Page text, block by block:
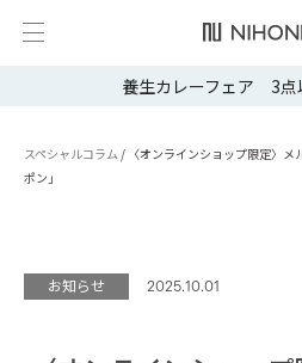
養生カレーフェア 3点
スペシャルコラム / 〈オンラインショップ限定〉
ポン」
お知らせ 2025.10.01
新規会員登録
健康食品
食品